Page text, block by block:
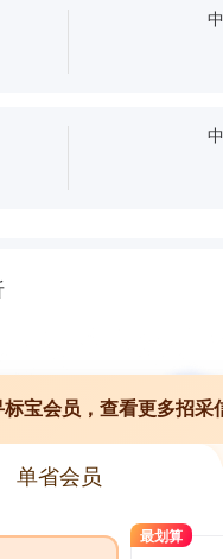
标宝会员，查看更多招采
单省会员
最划算